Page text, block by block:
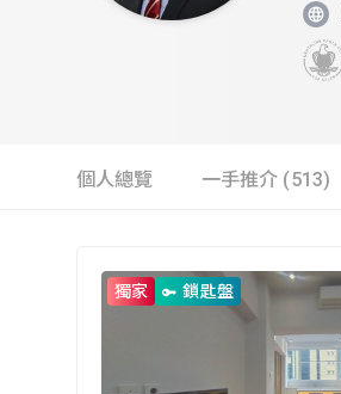
個人總覽 一手推介 (513)
獨家 鎖匙盤